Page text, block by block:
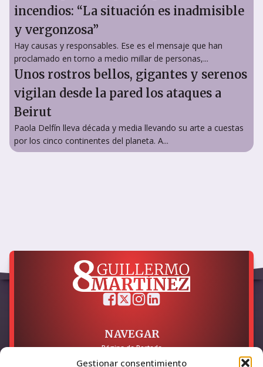
Gestionar consentimiento
incendios: “La situación es inadmisible
y vergonzosa”
Hay causas y responsables. Ese es el mensaje que han
proclamado en torno a medio millar de personas,...
Unos rostros bellos, gigantes y serenos
vigilan desde la pared los ataques a
Beirut
Paola Delfín lleva década y media llevando su arte a cuestas
por los cinco continentes del planeta. A...
NAVEGAR
Página de Portada